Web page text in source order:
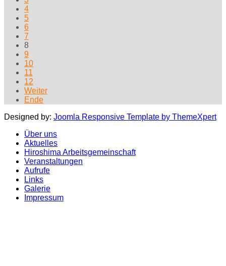
4
5
6
7
8
9
10
11
12
Weiter
Ende
Designed by: Joomla Responsive Template by ThemeXpert
Über uns
Aktuelles
Hiroshima Arbeitsgemeinschaft
Veranstaltungen
Aufrufe
Links
Galerie
Impressum